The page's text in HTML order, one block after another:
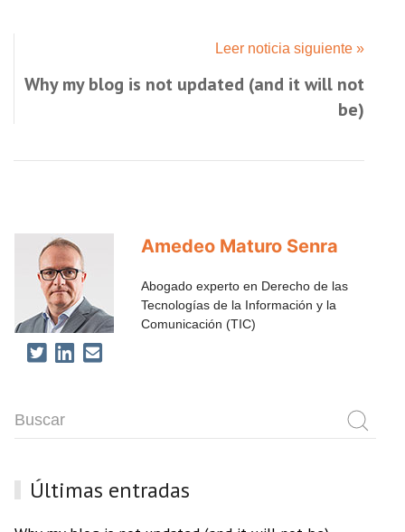
Leer noticia siguiente »
Why my blog is not updated (and it will not
be)
Amedeo Maturo Senra
Abogado experto en Derecho de las
Tecnologías de la Información y la
Comunicación (TIC)
Últimas entradas